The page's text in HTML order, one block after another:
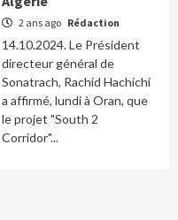
2 ans ago Rédaction
14.10.2024. Le Président
directeur général de
Sonatrach, Rachid Hachichi
a affirmé, lundi à Oran, que
le projet "South 2
Corridor"...